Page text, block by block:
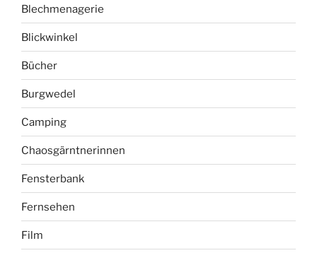
Blechmenagerie
Blickwinkel
Bücher
Burgwedel
Camping
Chaosgärntnerinnen
Fensterbank
Fernsehen
Film